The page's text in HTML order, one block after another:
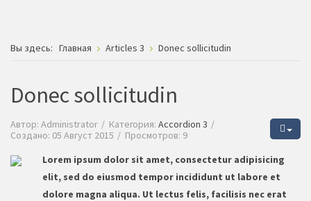
Вы здесь: Главная Articles 3 Donec sollicitudin
Donec sollicitudin
Автор: Administrator Категория: Accordion 3
Создано: 05 Август 2015
Просмотров: 9
Lorem ipsum dolor sit amet, consectetur adipisicing
elit, sed do eiusmod tempor incididunt ut labore et
dolore magna aliqua. Ut lectus felis, facilisis nec erat